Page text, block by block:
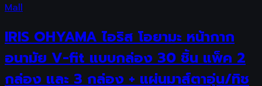
Mall
IRIS OHYAMA ไอริส โอยามะ หน้ากาก
อนามัย V-fit แบบกล่อง 30 ชิ้น แพ็ค 2
กล่อง และ 3 กล่อง + แผ่นมาส์ตาอุ่น/ทิช